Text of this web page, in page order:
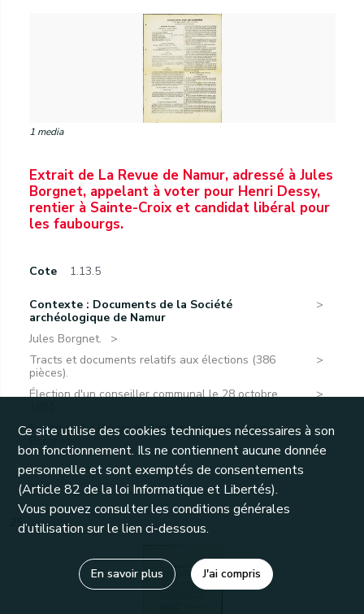
1 media
Extrait de La Revue de Namur, adressé à Jules
Borgnet, appelant à voter pour Henri Dessy,
rentier à Sainte-Croix et candidat libéral pour
les faubourgs.
Cote 1.13.5
Contexte : Documents de la Société
archéologique de Namur
Jules Borgnet.
Tracts et documents relatifs aux élections (386
pièces).
Élection d'un conseiller communal le 28 octobre
Extrait de La Revue de Namur, adressé à Jules
25
Ce site utilise des cookies techniques nécessaires à son
bon fonctionnement. Ils ne contiennent aucune donnée
personnelle et sont exemptés de consentements
(Article 82 de la loi Informatique et Libertés).
Vous pouvez consulter les conditions générales
d’utilisation sur le lien ci-dessous.
En savoir plus J'ai compris